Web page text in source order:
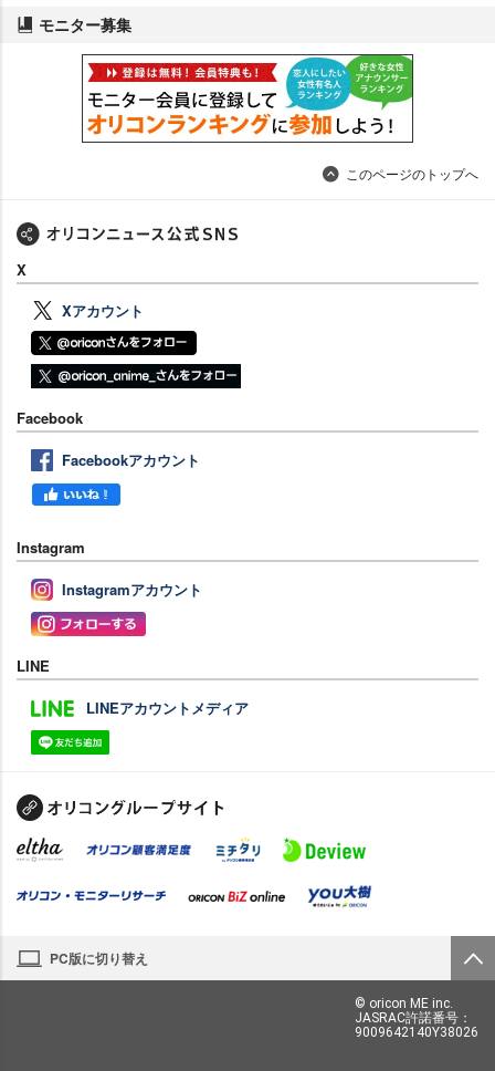
モニター募集
このページのトップへ
X
Xアカウント
Facebook
Facebookアカウント
Instagram
Instagramアカウント
LINE
LINEアカウントメディア
PC版に切り替え
© oricon ME inc.
JASRAC許諾番号：
9009642140Y38026